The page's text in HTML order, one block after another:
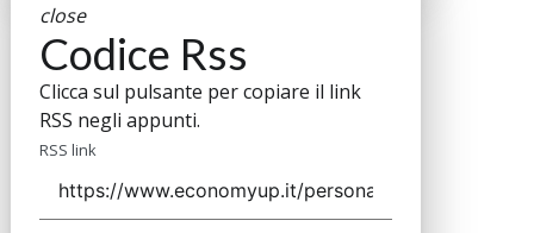
close
Codice Rss
Clicca sul pulsante per copiare il link
RSS negli appunti.
RSS link